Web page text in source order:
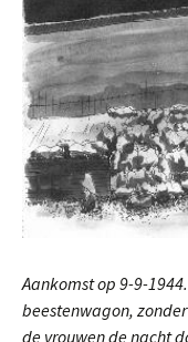
Aankomst op 9-9-
beestenwagon,
de vrouwen de nacht